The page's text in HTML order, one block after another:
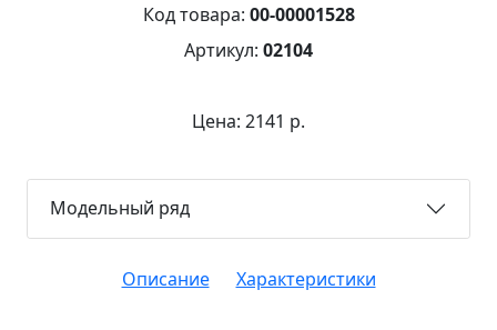
Код товара: 00-00001528
Артикул: 02104
Цена: 2141 р.
Модельный ряд
Описание Характеристики